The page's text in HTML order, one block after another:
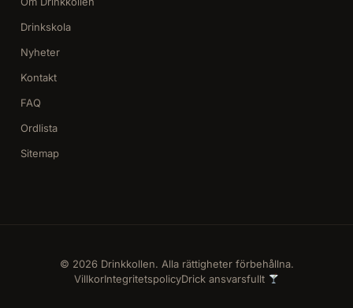
Drinkskola
Nyheter
Kontakt
FAQ
Ordlista
Sitemap
VillkorIntegritetspolicyDrick ansvarsfullt
© 2026 Drinkkollen. Alla rättigheter förbehållna.